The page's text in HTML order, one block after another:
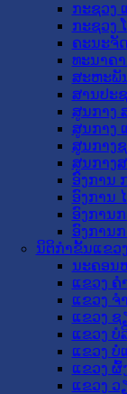
ກະຊວງ
ກະຊວງ
ຄະນະຈັ
ທະນາຄ
ສະຫະພັ
ສານປະ
ສູນກາງ
ສູນກາງ
ສູນກາງ
ສູນກາງ
ອົງການ
ອົງການ
ອົງການ
ອົງການ
ນິຕິກໍາຂັ້ນແຂວງ
ນະ​ຄອນ​
ແຂວງ ຄໍ
ແຂວງ ຈໍ
ແຂວງ ຊ
ແຂວງ ບໍ
ແຂວງ ບໍ່
ແຂວງ ຜົ້
ແຂວງ ວ